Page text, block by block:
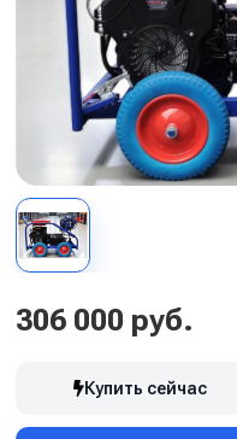
306 000 руб.
Купить сейчас